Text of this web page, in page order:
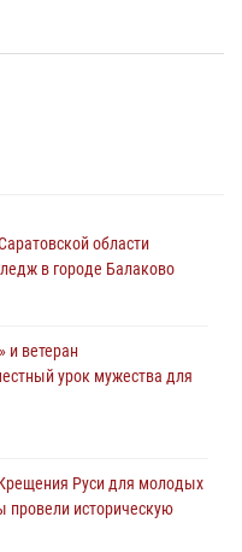
области
в городе Балаково
и ветеран
урок мужества для
Руси для молодых
провели историческую